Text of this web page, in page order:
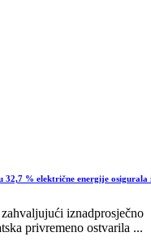
% električne energije osigurala
iznadprosječno
privremeno ostvarila ...